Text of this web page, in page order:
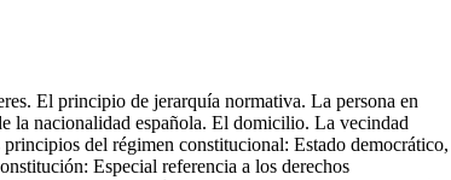
y deberes básicos en materia de Prevención de Riesgos laborales.Tema 26. La protección de datos de carácter personal: La Ley Orgánica 3/2018, de 5 de diciembre, de Protección de Datos Personales y garantía de los derechos digitales. Ley Orgánica 7/2021, de 26 de mayo, de protección de datos personales tratados para fines de prevención, detección, investigación y enjuiciamiento de infracciones penales y de ejecución de sanciones penales.Módulo Ciencias SocialesTema 27. Derechos Humanos. Declaración Universal de Derechos Humanos. Convenio Europeo para la Protección de los Derechos Humanos y Libertades Fundamentales. Convenio contra la Tortura. Protocolo facultativo de la Convención contra la tortura. Mecanismo Nacional de Prevención de la Tortura del Defensor del Pueblo.Tema 28. Globalización y antiglobalización. Conceptos y características. Consecuencia de la globalización. Reacciones a la globalización. El Movimiento Antiglobalización: Organizaciones, objetivos e historia. El Foro Social Mundial.Tema 29. Actitudes y valores sociales. Formación de las actitudes: Concepto, componentes y funciones. Estereotipos, prejuicios y discriminación. Actitudes de la personalidad autoritaria: Xenofobia y dogmatismo. Los grupos sociales.Tema 30. Principios éticos de la sociedad actual. Transmisión de valores en la sociedad actual: Proceso de socialización. Libertad responsabilidad. Igualdad – solidaridad. Tolerancia. Contravalores, reacciones sociales a los valores mayoritarios: Racismo, fanatismo, fundamentalismo, sectarismo, hooliganismo. Especial consideración de los delitos de odio.Tema 31. Inmigración. Movimientos migratorios: Concepto y causas de las migraciones. Tipos y efectos. Las grandes migraciones a través de la historia. Las migraciones en la actualidad. Integración social: Factor esencial de la cohesión social.Tema 32. Concepto de geografía humana. La ciudad, corrientes de estudio de la misma. Población, estructura y grupos sociales. La demografía: Densidad demográfica, tasas de natalidad y mortalidad, crecimiento vegetativo. La sociedad de masas. Contaminación y protección del medio ambiente.Tema 33. La seguridad. Concepto. Seguridad individual y seguridad colectiva. Seguridad pública y seguridad privada. La inseguridad. Teorías explicativas de la delincuencia: Concepto, modelos explicativos y clases de delincuencia.Tema 34. Drogodependencias. Conceptos de droga, consumidor, métodos de administración, adicción, dependencia, tolerancia, politoxicomanías. Clasificación de las drogas. Últimas tendencias en el consumo de drogas en nuestra sociedad.Tema 35. El desarrollo sostenible. Concepto. Coordinación y cooperación internaciona